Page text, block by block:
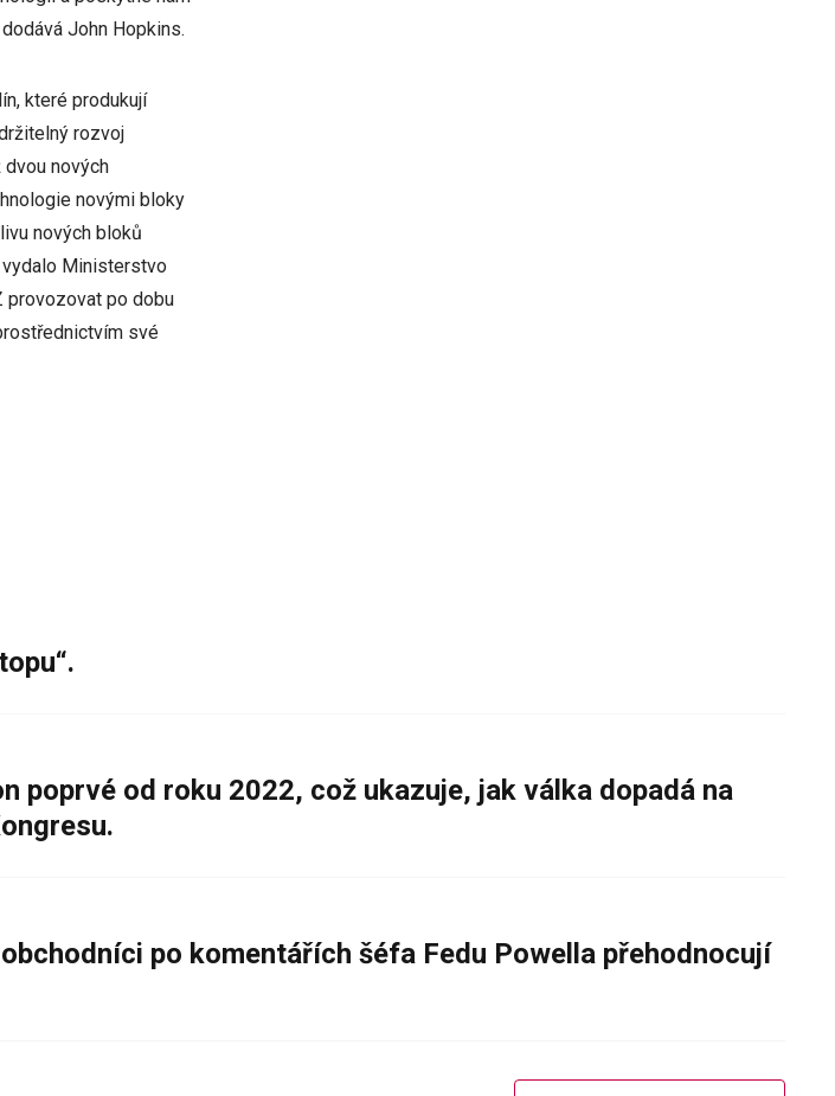
John Hopkins.
které produkují
rozvoj
nových
novými bloky
nových bloků
vydalo Ministerstvo
provozovat po dobu
své
poprvé od roku 2022, což ukazuje, jak válka dopadá na
po komentářích šéfa Fedu Powella přehodnocují